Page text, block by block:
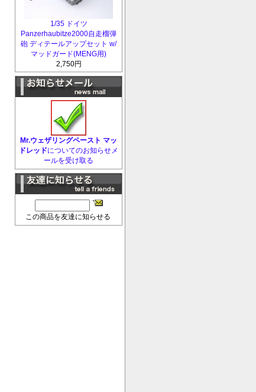
1/35 ドイツ
Panzerhaubitze2000自走榴弾
砲 ディテールアップセット w/
マッドガード(MENG用)
2,750円
Mr.ウェザリングペースト マッ
ドレッドについてのお知らせメ
ールを受け取る
この商品を友達に知らせる